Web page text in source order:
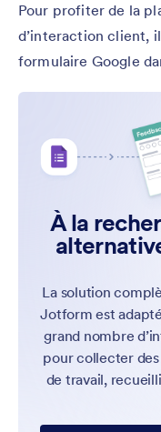
Pour profiter de la
d’interaction client,
formulaire Google
À la
La solution
Jotform est
grand nombre
pour collecter
de travail,